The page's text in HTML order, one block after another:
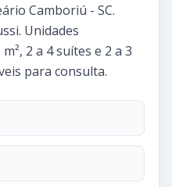
Camboriú - SC.
Unidades
2 a 4 suítes e 2 a 3
para consulta.